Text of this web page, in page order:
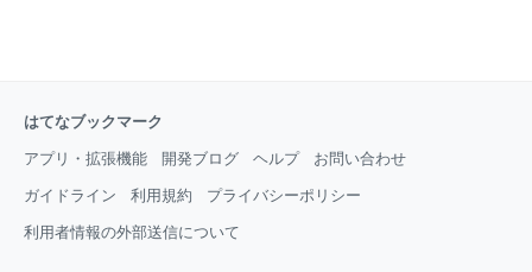
はてなブックマーク
アプリ・拡張機能 開発ブログ ヘルプ お問い合わせ
ガイドライン 利用規約 プライバシーポリシー
利用者情報の外部送信について